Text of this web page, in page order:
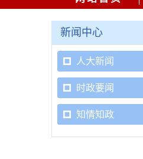
新闻中心
人大新闻
时政要闻
知情知政